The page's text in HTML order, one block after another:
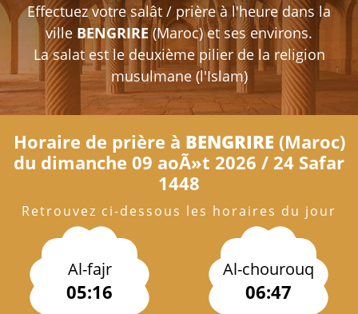
Effectuez votre salât / prière à l'heure dans la
ville BENGRIRE(Maroc) et ses environs.
La salat est le deuxième pilier de la religion
musulmane (l'Islam)
Horaire de prière à BENGRIRE (Maroc)
du dimanche 09 aoÃ»t 2026 / 24 Safar
1448
Retrouvez ci-dessous les horaires du jour
Al-fajr
05:16
Al-chourouq
06:47